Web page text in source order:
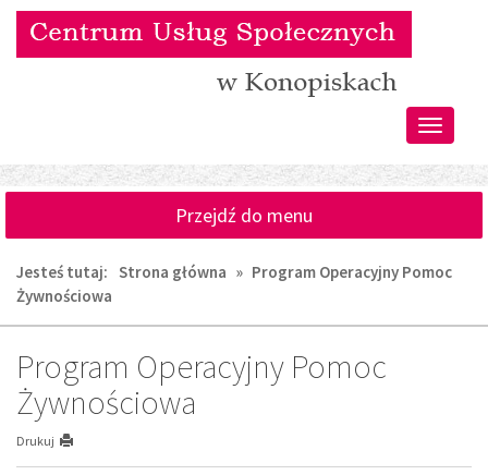
Przejdź
głównej
Przejdź
wyszukiwarki
Przełącz
Przejdź do menu
Jesteś tutaj: Strona główna » Program Operacyjny Pomoc
Żywnościowa
Program Operacyjny Pomoc
Żywnościowa
Drukuj